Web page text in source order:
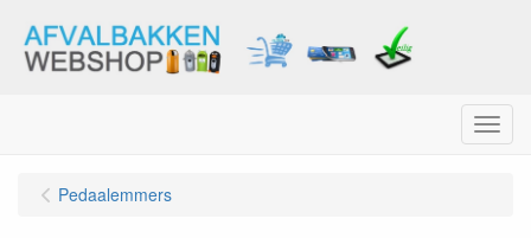
Menu
Pedaalemmers